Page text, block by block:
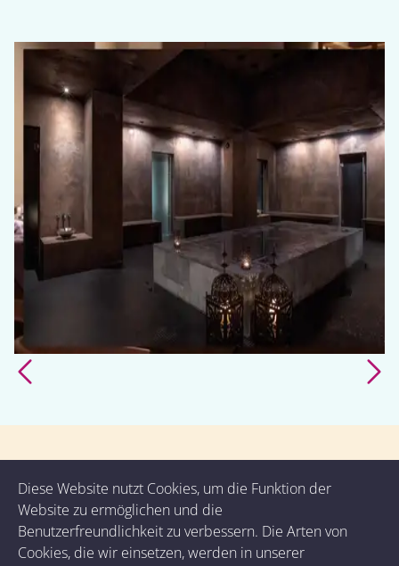
Diese Website nutzt Cookies, um die Funktion der
Website zu ermöglichen und die
Benutzerfreundlichkeit zu verbessern. Die Arten von
Cookies, die wir einsetzen, werden in unserer
Buchung anfragen